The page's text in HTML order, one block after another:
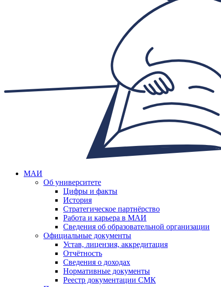
МАИ
Об университете
Цифры и факты
История
Стратегическое партнёрство
Работа и карьера в МАИ
Сведения об образовательной организации
Официальные документы
Устав, лицензия, аккредитация
Отчётность
Сведения о доходах
Нормативные документы
Реестр документации СМК